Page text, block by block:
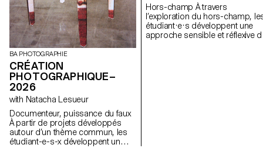
BA PHOTOGRAPHIE
CRÉATION
PHOTOGRAPHIQUE–
2026
with Natacha Lesueur
Documenteur, puissance du faux
À partir de projets développés
autour d’un thème commun, les
étudiant-e-s-x développent un
Hors-champ À travers
l’exploration du hors-champ,
étudiant·e·s développent une
approche sensible et réflexive